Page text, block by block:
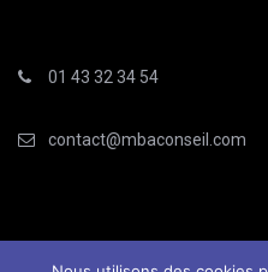
01 43 32 34 54
contact@mbaconseil.com